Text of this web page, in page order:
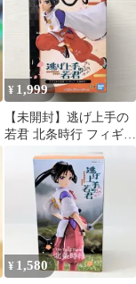
¥ 1,999
【未開封】逃げ上手の
若君 北条時行 フィギュ
¥ 1,580